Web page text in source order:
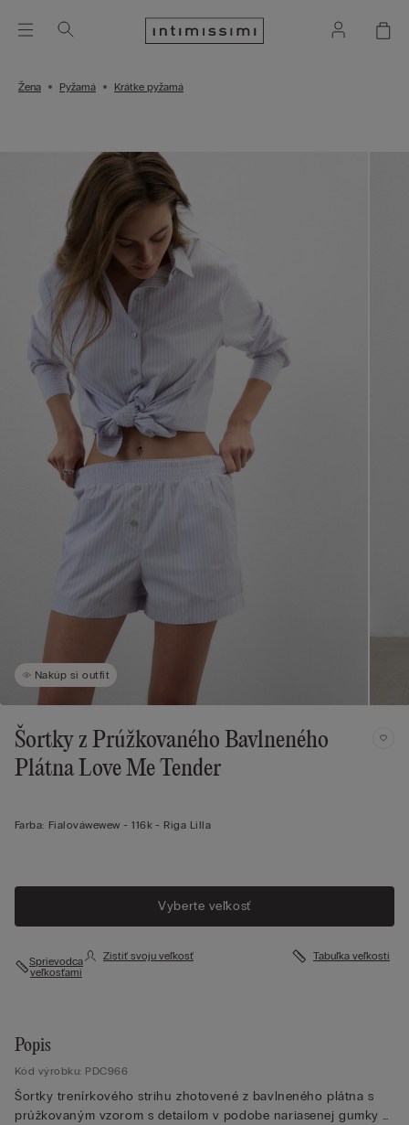
Žena Pyžamá Krátke pyžamá
Nakúp si outfit
Šortky z Prúžkovaného Bavlneného
Plátna Love Me Tender
Farba: Fialováwewew -116k - Riga Lilla
Vyberte veľkosť
Sprievodca
veľkosťami
Zistiť svoju veľkosť Tabuľka veľkostí
Popis
Kód výrobku: PDC966
Šortky trenírkového strihu zhotovené z bavlneného plátna s
prúžkovaným vzorom s detailom v podobe nariasenej gumky v